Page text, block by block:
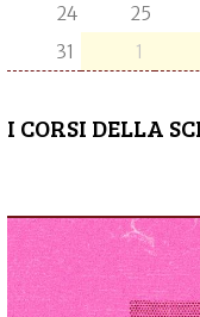
24
25
31
1
I CORSI DELLA